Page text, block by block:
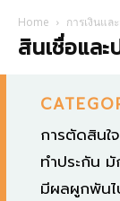
Home การเงินแล
สินเชื่อและ
การตัดสินใ
ทำประกัน
มีผลผูกพันไ